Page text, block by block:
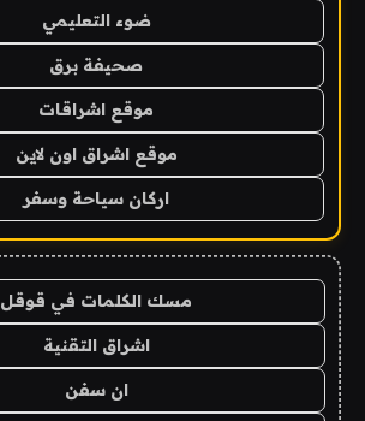
ضوء التعليمي
صحيفة برق
موقع اشراقات
موقع اشراق اون لاين
اركان سياحة وسفر
مسك الكلمات في قوقل
اشراق التقنية
ان سفن